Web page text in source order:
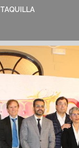
TAQUILLA